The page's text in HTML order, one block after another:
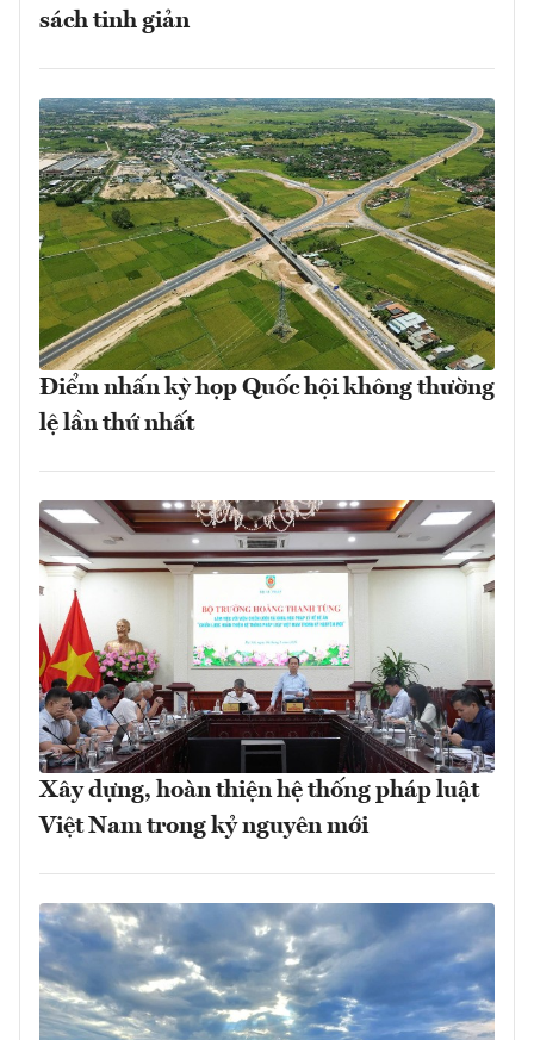
sách tinh giản
Điểm nhấn kỳ họp Quốc hội không thường
lệ lần thứ nhất
Xây dựng, hoàn thiện hệ thống pháp luật
Việt Nam trong kỷ nguyên mới